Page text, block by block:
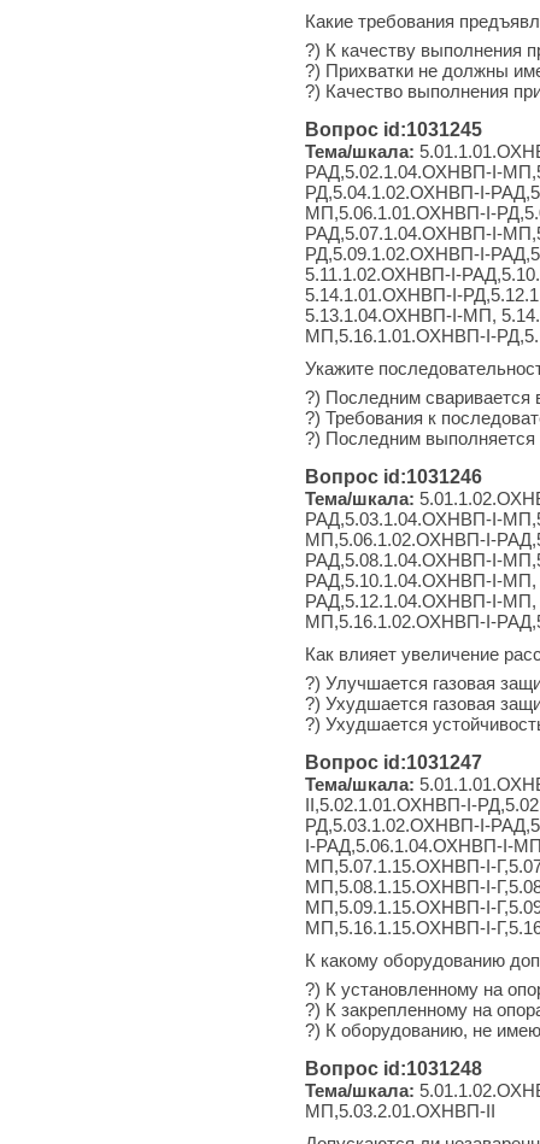
Какие требования
?) К качеству выполнения
?) Прихватки не должны
?) Качество выполнения
Вопрос id:1031245
Тема/шкала:
РАД,5.02.1.04.ОХНВП-I-
РД,5.04.1.02.ОХНВП-I-
МП,5.06.1.01.ОХНВП-I-
РАД,5.07.1.04.ОХНВП-I-
РД,5.09.1.02.ОХНВП-I-
5.11.1.02.ОХНВП-I-
5.14.1.01.ОХНВП-I-
5.13.1.04.ОХНВП-I-МП,
МП,5.16.1.01.ОХНВП-I-
Укажите
?) Последним
?) Требования к
?) Последним выполняется
Вопрос id:1031246
Тема/шкала:
РАД,5.03.1.04.ОХНВП-I-
МП,5.06.1.02.ОХНВП-I-
РАД,5.08.1.04.ОХНВП-I-
РАД,5.10.1.04.ОХНВП-I-
РАД,5.12.1.04.ОХНВП-I-
МП,5.16.1.02.ОХНВП-I-
Как влияет увеличение
?) Улучшается газовая
?) Ухудшается газовая
?) Ухудшается
Вопрос id:1031247
Тема/шкала:
II,5.02.1.01.ОХНВП-I-
РД,5.03.1.02.ОХНВП-I-
I-РАД,5.06.1.04.ОХНВП-I-
МП,5.07.1.15.ОХНВП-I-
МП,5.08.1.15.ОХНВП-I-
МП,5.09.1.15.ОХНВП-I-
МП,5.16.1.15.ОХНВП-I-
К какому оборудованию
?) К установленному на
?) К закрепленному на
?) К оборудованию, не
Вопрос id:1031248
Тема/шкала:
МП,5.03.2.01.ОХНВП-II